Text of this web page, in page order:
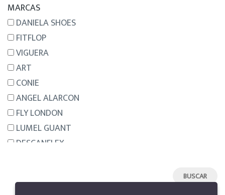
MARCAS
DANIELA SHOES
FITFLOP
VIGUERA
ART
CONIE
ANGEL ALARCON
FLY LONDON
LUMEL GUANT
DESCANFLEX